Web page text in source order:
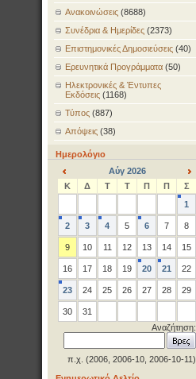
Ανακοινώσεις (8688)
Συνέδρια & Ημερίδες (2373)
Επιστημονικές Δημοσιεύσεις (40)
Ερευνητικά Προγράμματα (50)
Ηλεκτρονικές & Έντυπες
Εκδόσεις (1168)
Τύπος (887)
Απόψεις (38)
Ημερολόγιο
<
Αύγ 2026
>
Κ Δ Τ Τ Π Π
Σ
1
2 3 4 5 6 7 8
9 10 11 12 13 14 15
16 17 18 19 20 21 22
23 24 25 26 27 28 29
30
31
Αναζήτηση:
π.χ. (2006, 2006-10, 2006-10-11)